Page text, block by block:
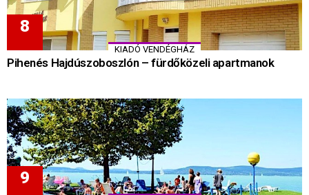
KIADÓ VENDÉGHÁZ
Pihenés Hajdúszoboszlón – fürdőközeli apartmanok